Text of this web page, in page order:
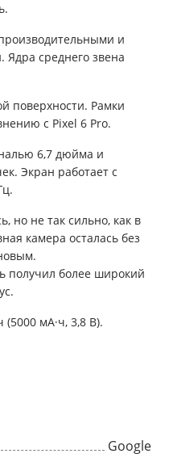
и
среднего звена
поверхности. Рамки
с Pixel 6 Pro.
6,7 дюйма и
Экран работает с
но не так сильно, как в
камера осталась без
получил более широкий
(5000 мА·ч, 3,8 В).
Google